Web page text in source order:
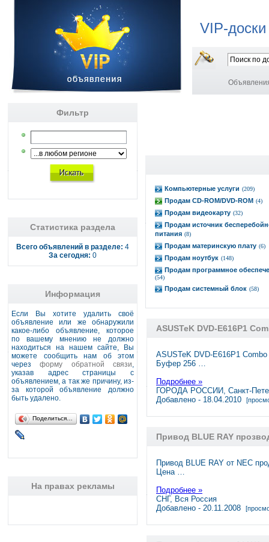
VIP-
Фильтр
Статистика раздела
Всего объявлений в разделе: 4
За сегодня: 0
Информация
Если Вы хотите удалить своё
объявление или же обнаружили
какое-либо объявление, которое
по вашему мнению не должно
находиться на нашем сайте, Вы
можете сообщить нам об этом
черезформу обратной связи,
указав адрес страницы с
объявлением, а так же причину, из-
за которой объявление должно
быть удалено.
Поделиться…
На правах рекламы
Компьютерные услуги (209)
Продам CD-ROM/DVD-ROM (4)
Продам видеокарту (32)
Продам источник
питания (8)
Продам материнскую плату (6)
Продам ноутбук (148)
Продам программное
(54)
Продам системный блок (58)
ASUSTeK DVD-E616P1
ASUSTeK DVD-E616P1
Буфер 256 …
Подробнее »
ГОРОДА РОССИИ, Санкт-
Добавлено - 18.04.2010
Привод BLUE RAY
Привод BLUE RAY от NEC
Цена …
Подробнее »
СНГ, Вся Россия
Добавлено - 20.11.2008